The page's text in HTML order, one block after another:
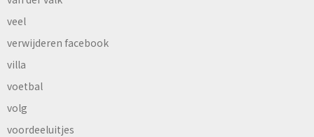
veel
verwijderen facebook
villa
voetbal
volg
voordeeluitjes